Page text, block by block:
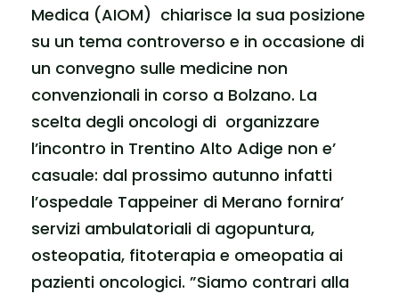
Medica (AIOM) chiarisce la sua posizione
su un tema controverso e in occasione di
un convegno sulle medicine non
convenzionali in corso a Bolzano. La
scelta degli oncologi di organizzare
l’incontro in Trentino Alto Adige non e’
casuale: dal prossimo autunno infatti
l’ospedale Tappeiner di Merano fornira’
servizi ambulatoriali di agopuntura,
osteopatia, fitoterapia e omeopatia ai
pazienti oncologici. ”Siamo contrari alla